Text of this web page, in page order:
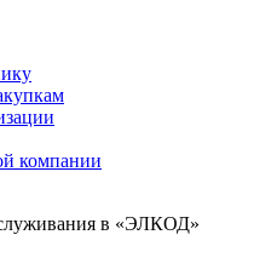
компании
в «ЭЛКОД»